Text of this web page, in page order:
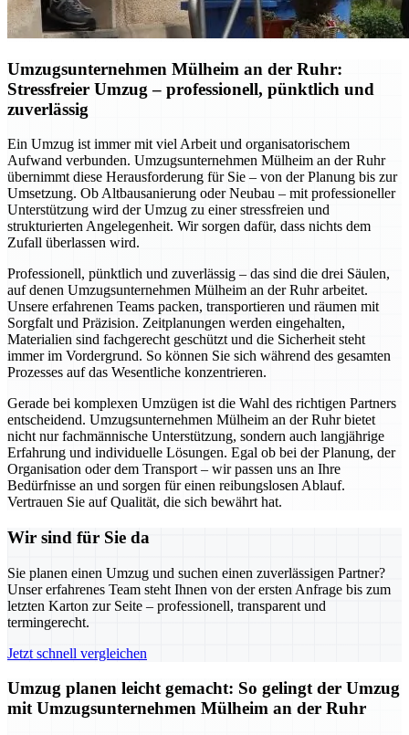
Umzugsunternehmen Mülheim an der Ruhr:
Stressfreier Umzug – professionell, pünktlich und
zuverlässig
Ein Umzug ist immer mit viel Arbeit und organisatorischem
Aufwand verbunden. Umzugsunternehmen Mülheim an der Ruhr
übernimmt diese Herausforderung für Sie – von der Planung bis zur
Umsetzung. Ob Altbausanierung oder Neubau – mit professioneller
Unterstützung wird der Umzug zu einer stressfreien und
strukturierten Angelegenheit. Wir sorgen dafür, dass nichts dem
Zufall überlassen wird.
Professionell, pünktlich und zuverlässig – das sind die drei Säulen,
auf denen Umzugsunternehmen Mülheim an der Ruhr arbeitet.
Unsere erfahrenen Teams packen, transportieren und räumen mit
Sorgfalt und Präzision. Zeitplanungen werden eingehalten,
Materialien sind fachgerecht geschützt und die Sicherheit steht
immer im Vordergrund. So können Sie sich während des gesamten
Prozesses auf das Wesentliche konzentrieren.
Gerade bei komplexen Umzügen ist die Wahl des richtigen Partners
entscheidend. Umzugsunternehmen Mülheim an der Ruhr bietet
nicht nur fachmännische Unterstützung, sondern auch langjährige
Erfahrung und individuelle Lösungen. Egal ob bei der Planung, der
Organisation oder dem Transport – wir passen uns an Ihre
Bedürfnisse an und sorgen für einen reibungslosen Ablauf.
Vertrauen Sie auf Qualität, die sich bewährt hat.
Wir sind für Sie da
Sie planen einen Umzug und suchen einen zuverlässigen Partner?
Unser erfahrenes Team steht Ihnen von der ersten Anfrage bis zum
letzten Karton zur Seite – professionell, transparent und
termingerecht.
Jetzt schnell vergleichen
Umzug planen leicht gemacht: So gelingt der Umzug
mit Umzugsunternehmen Mülheim an der Ruhr